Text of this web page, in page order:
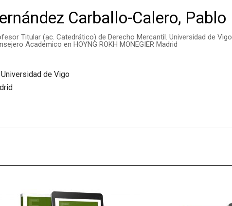
Carballo-Calero, Pablo
Titular (ac. Catedrático) de Derecho Mercantil. Universidad de Vigo
Académico en HOYNG ROKH MONEGIER Madrid
de Vigo